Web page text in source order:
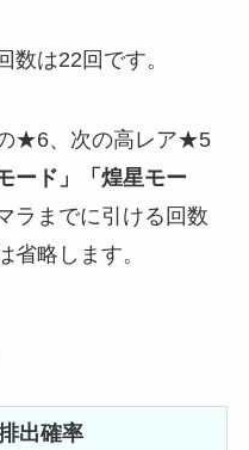
数は22回です。
★6、次の高レア★5
ード」「煌星モー
ラまでに引ける回数
省略します。
出確率